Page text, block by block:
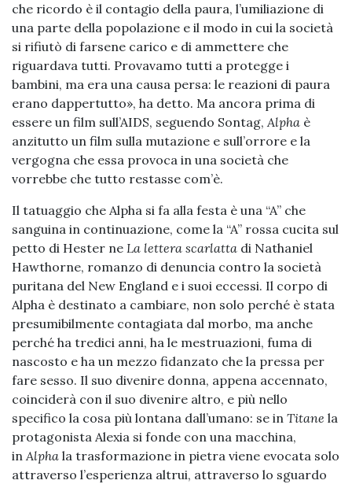
che ricordo è il contagio della paura, l’umiliazione di
una parte della popolazione e il modo in cui la società
si rifiutò di farsene carico e di ammettere che
riguardava tutti. Provavamo tutti a protegge i
bambini, ma era una causa persa: le reazioni di paura
erano dappertutto», ha detto. Ma ancora prima di
essere un film sull’AIDS, seguendo Sontag,Alpha è
anzitutto un film sulla mutazione e sull’orrore e la
vergogna che essa provoca in una società che
vorrebbe che tutto restasse com’è.
Il tatuaggio che Alpha si fa alla festa è una “A” che
sanguina in continuazione, come la “A” rossa cucita sul
petto di Hester ne La lettera scarlatta di Nathaniel
Hawthorne, romanzo di denuncia contro la società
puritana del New England e i suoi eccessi. Il corpo di
Alpha è destinato a cambiare, non solo perché è stata
presumibilmente contagiata dal morbo, ma anche
perché ha tredici anni, ha le mestruazioni, fuma di
nascosto e ha un mezzo fidanzato che la pressa per
fare sesso. Il suo divenire donna, appena accennato,
coinciderà con il suo divenire altro, e più nello
specifico la cosa più lontana dall’umano: se in Titane la
protagonista Alexia si fonde con una macchina,
inAlpha la trasformazione in pietra viene evocata solo
attraverso l’esperienza altrui, attraverso lo sguardo